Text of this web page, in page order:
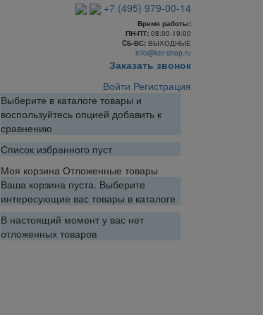
+7 (495) 979-00-14
Время работы:
ПН-ПТ: 08:00-19:00
CБ-ВС: ВЫХОДНЫЕ
info@ker-shop.ru
Заказать звонок
Войти Регистрация
Выберите в каталоге товары и
воспользуйтесь опцией добавить к
сравнению
Список избранного пуст
Моя корзина Отложенные товары
Ваша корзина пуста. Выберите
интересующие вас товары в каталоге
В настоящий момент у вас нет
отложенных товаров